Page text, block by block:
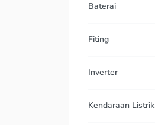
Baterai
Fiting
Inverter
Kendaraan Listrik